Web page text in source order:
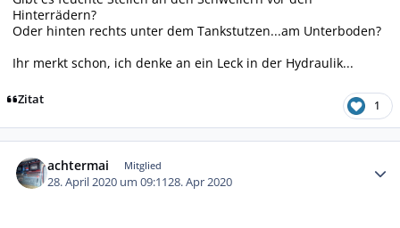
Hinterrädern?
Oder hinten rechts unter dem Tankstutzen...am Unterboden?
Ihr merkt schon, ich denke an ein Leck in der Hydraulik...
Zitat 1
achtermai Mitglied
28. April 2020 um 09:1128. Apr 2020